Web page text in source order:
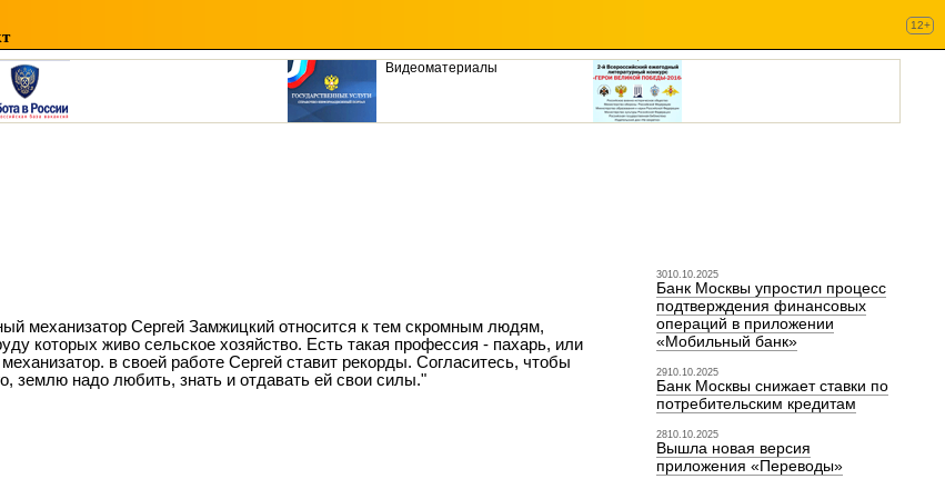
12+
Видеоматериалы
механизатор Сергей Замжицкий относится к тем скромным людям,
которых живо сельское хозяйство. Есть такая профессия - пахарь, или
в своей работе Сергей ставит рекорды. Согласитесь, чтобы
землю надо любить, знать и отдавать ей свои силы."
3010.10.2025
Банк Москвы упростил процесс
подтверждения финансовых
операций в приложении
«Мобильный банк»
2910.10.2025
Банк Москвы снижает ставки по
потребительским кредитам
2810.10.2025
Вышла новая версия
приложения «Переводы»